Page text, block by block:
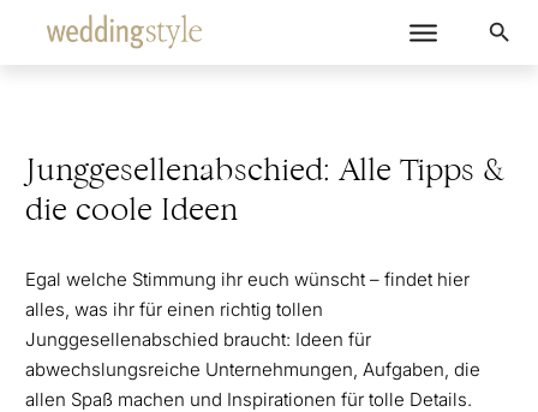
Junggesellenabschied: Alle Tipps &
die coole Ideen
Egal welche Stimmung ihr euch wünscht – findet hier
alles, was ihr für einen richtig tollen
Junggesellenabschied braucht: Ideen für
abwechslungsreiche Unternehmungen, Aufgaben, die
allen Spaß machen und Inspirationen für tolle Details.